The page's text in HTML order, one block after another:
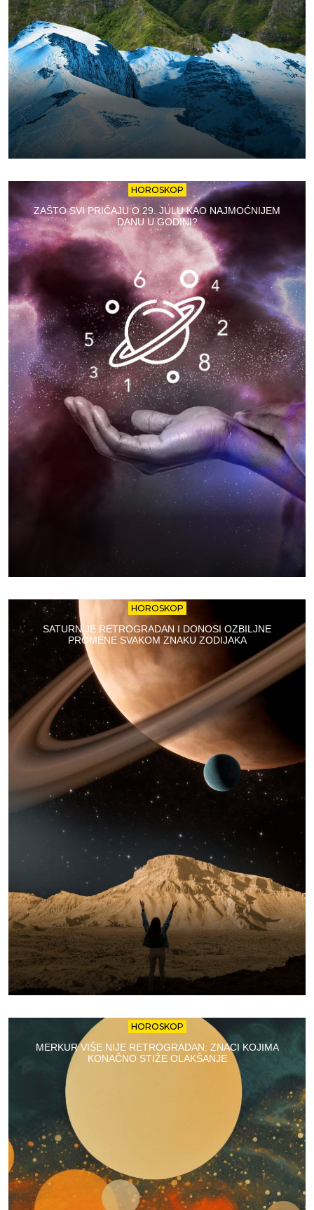
HOROSKOP
ZAŠTO SVI PRIČAJU O 29. JULU KAO NAJMOĆNIJEM
DANU U GODINI?
HOROSKOP
SATURN JE RETROGRADAN I DONOSI OZBILJNE
PROMENE SVAKOM ZNAKU ZODIJAKA
HOROSKOP
MERKUR VIŠE NIJE RETROGRADAN: ZNACI KOJIMA
KONAČNO STIŽE OLAKŠANJE